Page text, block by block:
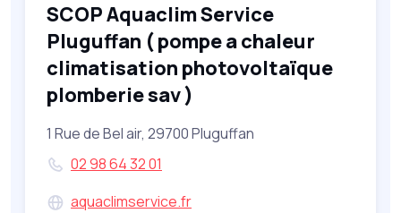
SCOP Aquaclim Service
Pluguffan ( pompe a chaleur
climatisation photovoltaïque
plomberie sav )
1 Rue de Bel air, 29700 Pluguffan
02 98 64 32 01
aquaclimservice.fr